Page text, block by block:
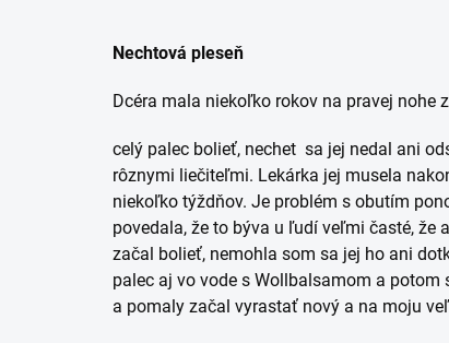
Nechtová pleseň
Dcéra mala niekoľko rokov na pravej nohe
celý palec bolieť, nechet sa jej nedal ani
rôznymi liečiteľmi. Lekárka jej musela
niekoľko týždňov. Je problém s obutím
povedala, že to býva u ľudí veľmi časté,
začal bolieť, nemohla som sa jej ho ani
palec aj vo vode s Wollbalsamom a potom
a pomaly začal vyrastať nový a na moju